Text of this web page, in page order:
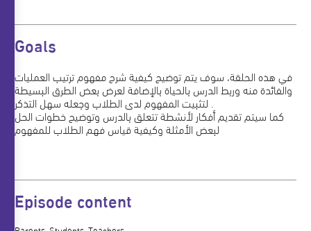
Goals
في هذه الحلقة، سوف يتم توضيح كيفية ‏شرح مفهوم ترتيب العمليات
والفائدة منه وربط الدرس بالحياة بالإضافة لعرض بعض الطرق البسيطة
كما سيتم تقديم أفكار لأنشطة تتعلق بالدرس وتوضيح خطوات الحل
لبعض الأمثلة وكيفية قياس فهم الطلاب للمفهوم
Episode content